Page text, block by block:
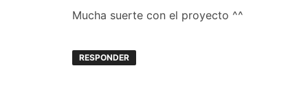
Mucha suerte con el proyecto ^^
RESPONDER